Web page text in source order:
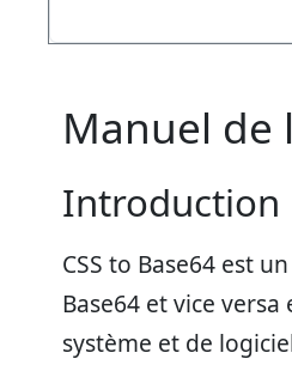
Manuel de
Introduction
CSS to Base64 est
Base64 et vice
système et de